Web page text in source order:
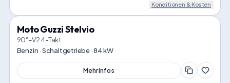
Konditionen & Kosten
Moto Guzzi Stelvio
90°-V2 4-Takt
Benzin · Schaltgetriebe · 84 kW
Mehr Infos